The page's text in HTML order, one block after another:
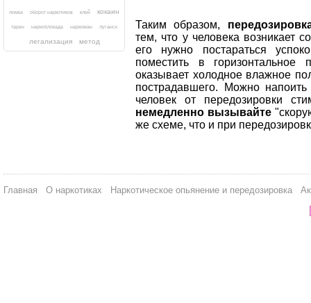
ломка оборот наркотиков клей кокаин
тарен наркоблокада наркоман луганск
легализация метод
Таким образом,
тем, что у человека возникает
его нужно постараться
поместить в
оказывает холодное влажное
пострадавшего. Можно
человек от передозировки
немедленно вызывайте
же схеме, что и при
Главная О наркотиках Наркотическое опьянение и передозировка